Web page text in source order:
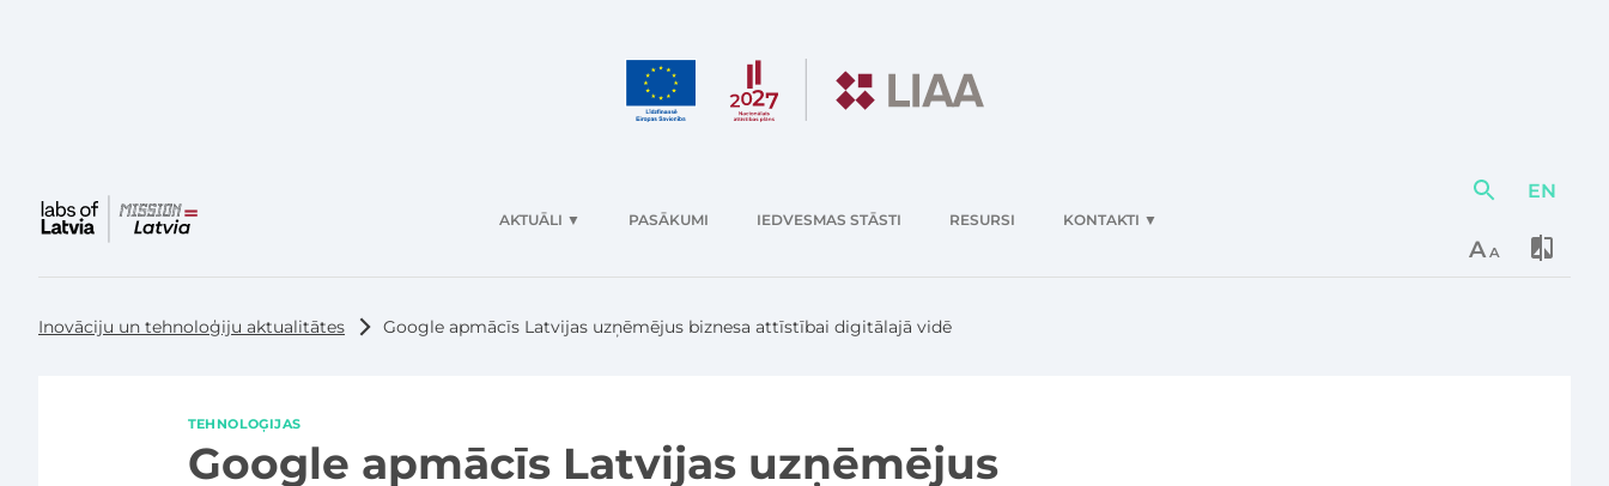
AKTUĀLI ▼ PASĀKUMI IEDVESMAS STĀSTI RESURSI KONTAKTI ▼
DarbībasEN
AA
Inovāciju un tehnoloģiju aktualitātes Google apmācīs Latvijas uzņēmējus biznesa attīstībai digitālajā vidē
TEHNOLOĢIJAS
Google apmācīs Latvijas uzņēmējus